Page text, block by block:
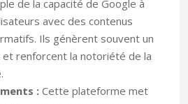
de la capacité de Google à
avec des contenus
Ils génèrent souvent un
renforcent la notoriété de la
:Cette plateforme met